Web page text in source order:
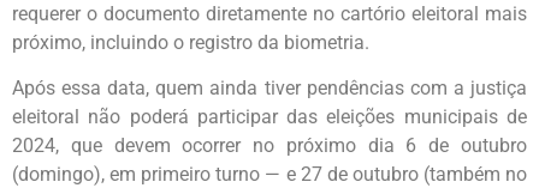
requerer o documento diretamente no cartório eleitoral mais
próximo, incluindo o registro da biometria.
Após essa data, quem ainda tiver pendências com a justiça
eleitoral não poderá participar das eleições municipais de
2024, que devem ocorrer no próximo dia 6 de outubro
(domingo), em primeiro turno — e 27 de outubro (também no